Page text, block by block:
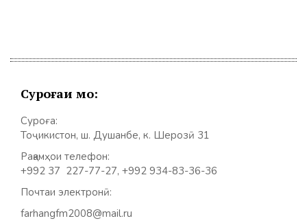
Суроғаи мо:
Суроға:
Тоҷикистон, ш. Душанбе, к. Шерозӣ 31
Рақамҳои телефон:
+992 37 227-77-27, +992 934-83-36-36
Почтаи электронӣ:
farhangfm2008@mail.ru